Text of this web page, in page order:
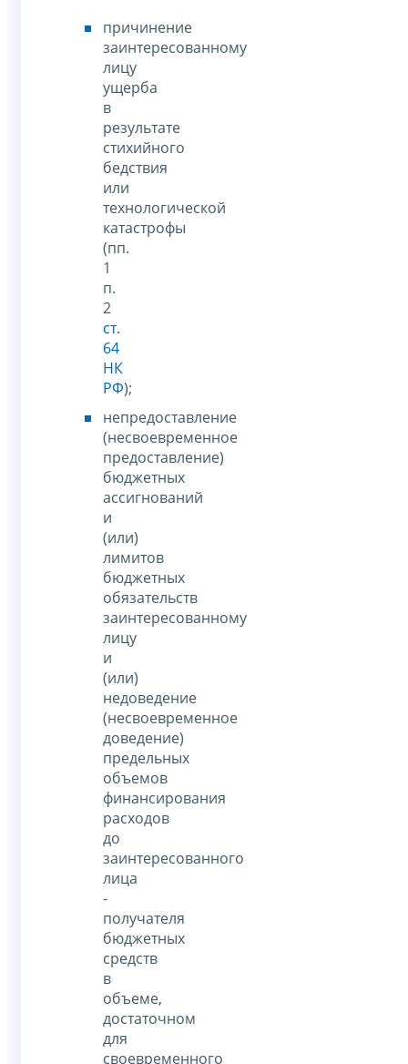
причинение
заинтересованному
лицу
ущерба
в
результате
стихийного
бедствия
или
технологической
катастрофы
(пп.
1
п.
2
ст.
64
НК
РФ);
непредоставление
(несвоевременное
предоставление)
бюджетных
ассигнований
и
(или)
лимитов
бюджетных
обязательств
заинтересованному
лицу
и
(или)
недоведение
(несвоевременное
доведение)
предельных
объемов
финансирования
расходов
до
заинтересованного
лица
-
получателя
бюджетных
средств
в
объеме,
достаточном
для
своевременного